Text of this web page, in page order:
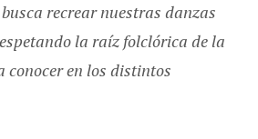
recrear nuestras danzas
la raíz folclórica de la
conocer en los distintos